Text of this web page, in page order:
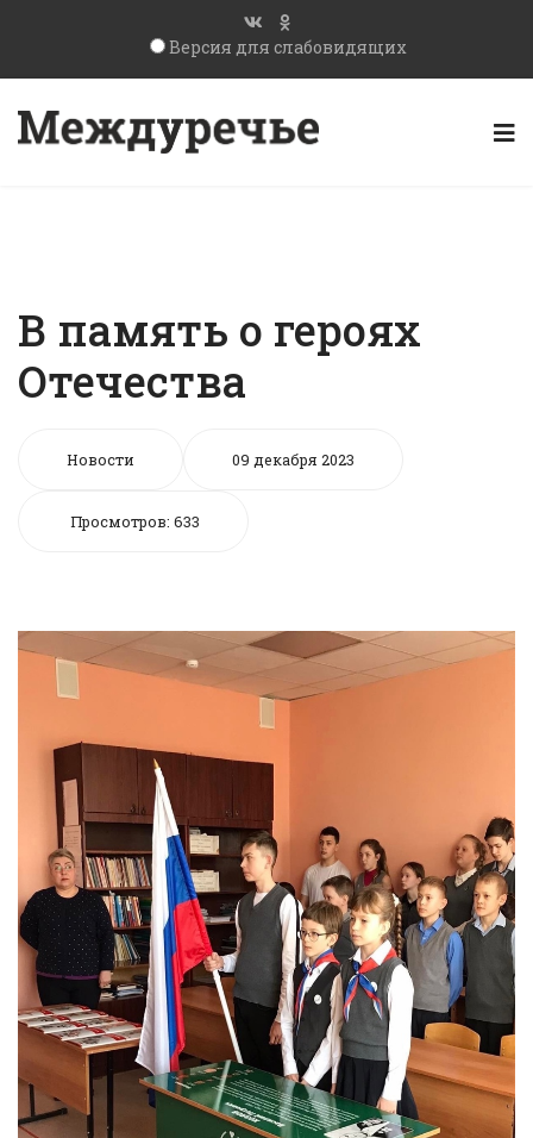
Версия для слабовидящих
В память о героях
Отечества
Новости 09 декабря 2023
Просмотров: 633